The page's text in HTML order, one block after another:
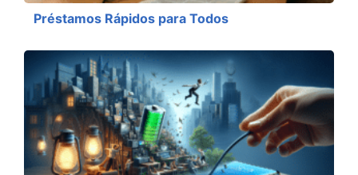
Préstamos Rápidos para Todos